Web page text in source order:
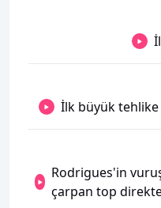
İlk büyük tehlike
Rodrigues'in
çarpan top